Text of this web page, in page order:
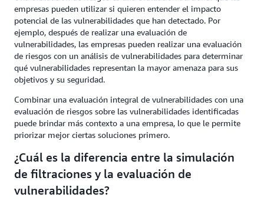
empresas pueden utilizar si quieren entender el impacto
potencial de las vulnerabilidades que han detectado. Por
ejemplo, después de realizar una evaluación de
vulnerabilidades, las empresas pueden realizar una evaluación
de riesgos con un análisis de vulnerabilidades para determinar
qué vulnerabilidades representan la mayor amenaza para sus
objetivos y su seguridad.
Combinar una evaluación integral de vulnerabilidades con una
evaluación de riesgos sobre las vulnerabilidades identificadas
puede brindar más contexto a una empresa, lo que le permite
priorizar mejor ciertas soluciones primero.
¿Cuál es la diferencia entre la simulación
de filtraciones y la evaluación de
vulnerabilidades?